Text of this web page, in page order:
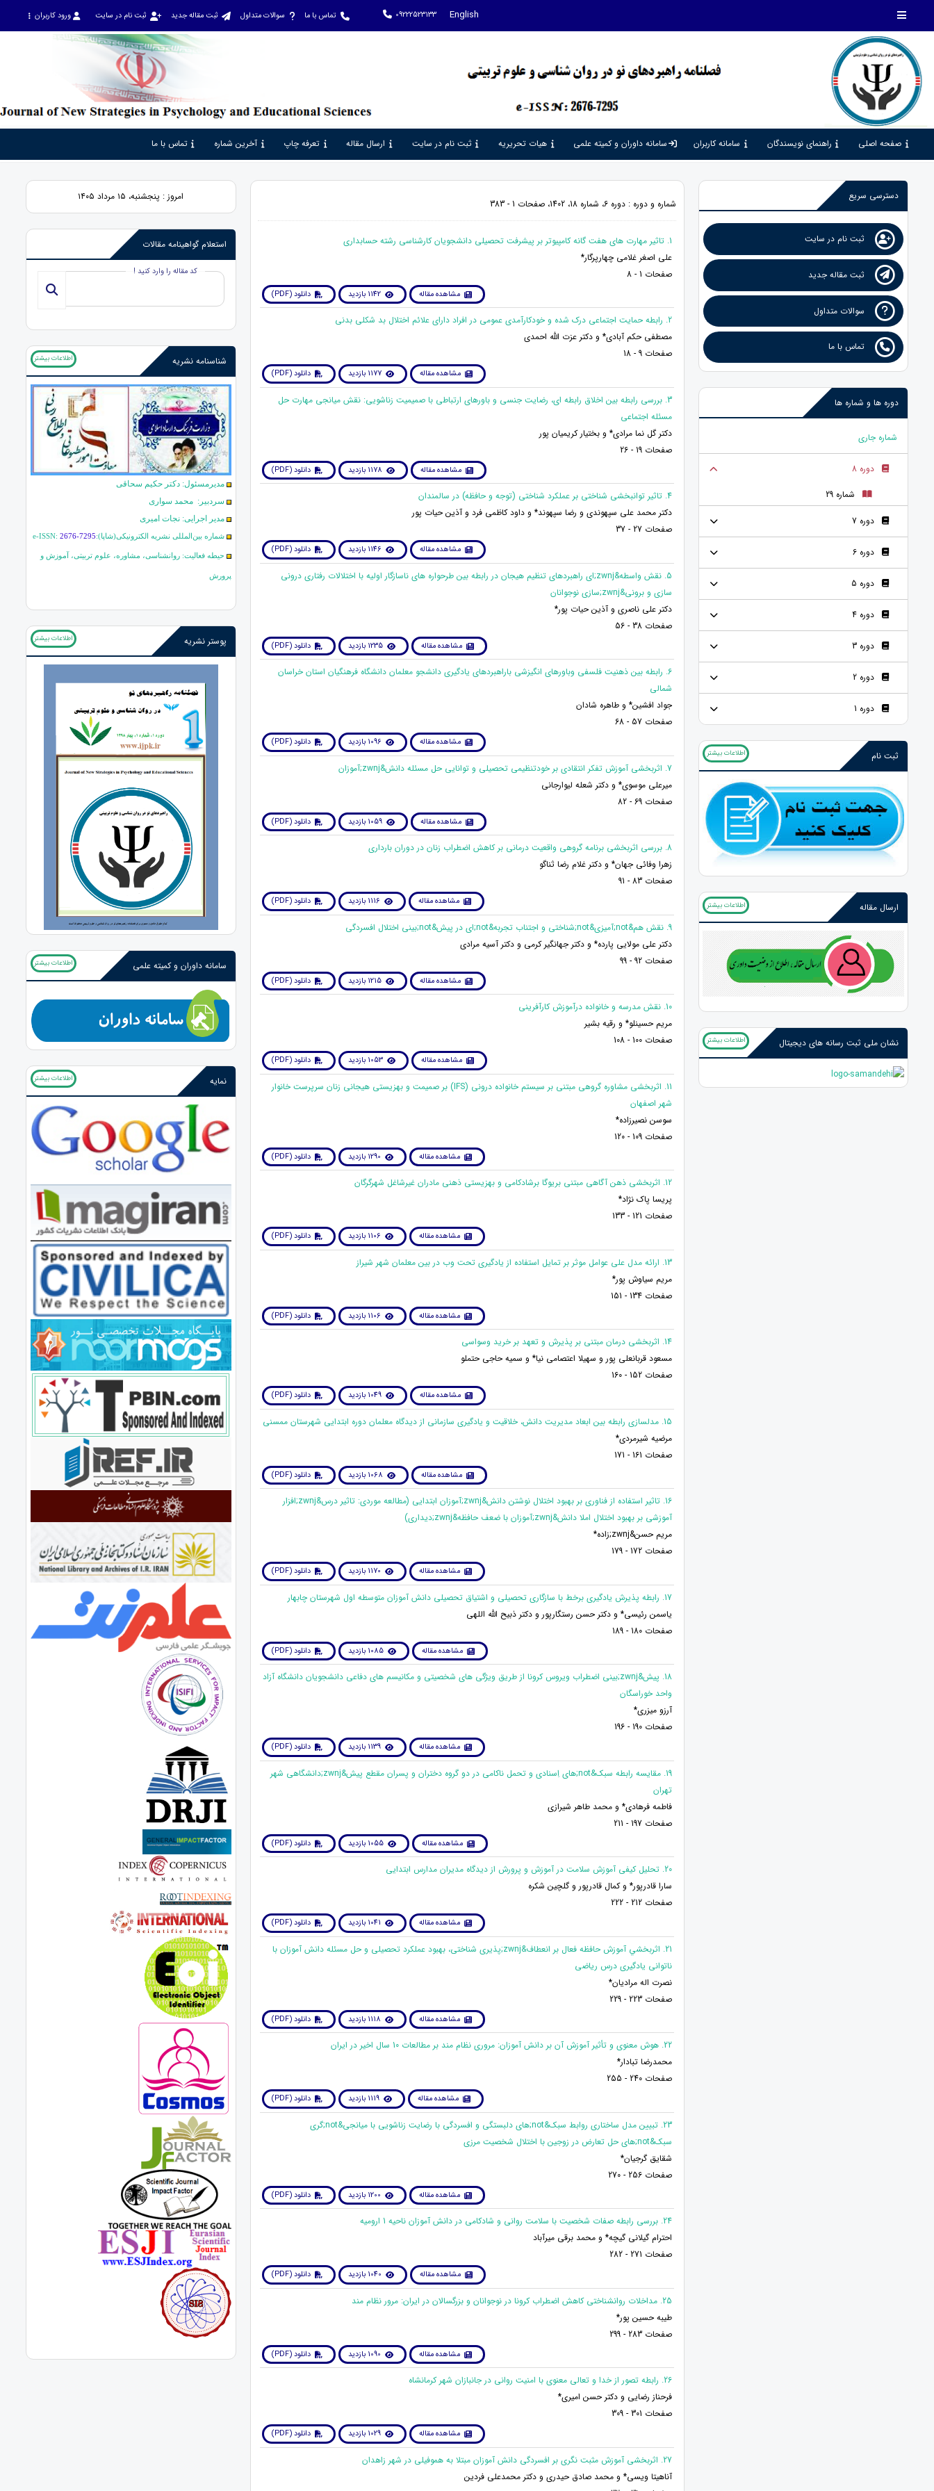
English
09222523133 تماس با ما سوالات متداول ثبت مقاله جدید ثبت نام در سایت ورود کاربران
صفحه اصلی راهنمای نویسندگان سامانه کاربران سامانه داوران و کمیته علمی هیات تحریریه ثبت نام در سایت ارسال مقاله تعرفه چاپ آخرین شماره تماس با ما
دسترسی سریع
ثبت نام در سایت
ثبت مقاله جدید
سوالات متداول
تماس با ما
دوره ها و شماره ها
شماره جاری
دوره 8
شماره 29
دوره 7
دوره 6
دوره 5
دوره 4
دوره 3
دوره 2
دوره 1
ثبت نام اطلاعات بیشتر
ارسال مقاله اطلاعات بیشتر
نشان ملی ثبت رسانه های دیجیتال اطلاعات بیشتر
شماره و دوره : دوره 6، شماره 18، 1402، صفحات 1 - 383
1. تاثیر مهارت های هفت گانه کامپیوتر بر پیشرفت تحصیلی دانشجویان کارشناسی رشته حسابداری
علی اصغر غلامی چهارپرگار*
صفحات 1 - 8
مشاهده مقاله 1142 بازدید دانلود (PDF)
2. رابطه حمایت اجتماعی درک شده و خودکارآمدی عمومی در افراد دارای علائم اختلال بد شکلی بدنی
مصطفی حکم آبادی* و دکتر عزت الله احمدی
صفحات 9 - 18
مشاهده مقاله 1177 بازدید دانلود (PDF)
3. بررسی رابطه بین اخلاق رابطه ای، رضایت جنسی و باورهای ارتباطی با صمیمیت زناشویی: نقش میانجی مهارت حل
مسئله اجتماعی
دکتر گل نما مرادی* و بختیار کریمیان پور
صفحات 19 - 26
مشاهده مقاله 1178 بازدید دانلود (PDF)
4. تاثیر توانبخشی شناختی بر عملکرد شناختی (توجه و حافظه) در سالمندان
دکتر محمد علی سپهوندی و رضا سپهوند* و داود کاظمی فرد و آذین حیات پور
صفحات 27 - 37
مشاهده مقاله 1146 بازدید دانلود (PDF)
5. نقش واسطه&zwnj;ای راهبردهای تنظیم هیجان در رابطه بین طرحواره های ناسازگار اولیه با اختلالات رفتاری درونی
سازی و برونی&zwnj;سازی نوجوانان
دکتر علی ناصری و آذین حیات پور*
صفحات 38 - 56
مشاهده مقاله 1235 بازدید دانلود (PDF)
6. رابطه بین ذهنیت فلسفی وباورهای انگیزشی باراهبردهای یادگیری دانشجو معلمان دانشگاه فرهنگیان استان خراسان
شمالی
جواد افشین* و طاهره شادان
صفحات 57 - 68
مشاهده مقاله 1096 بازدید دانلود (PDF)
7. اثربخشی آموزش تفکر انتقادی بر خودتنظیمی تحصیلی و توانایی حل مسئله دانش&zwnj;آموزان
میرعلی موسوی* و دکتر شعله لیوارجانی
صفحات 69 - 82
مشاهده مقاله 1059 بازدید دانلود (PDF)
8. بررسی اثربخشی برنامه گروهی واقعیت درمانی بر کاهش اضطراب زنان در دوران بارداری
زهرا وفائی جهان* و دکتر غلام رضا ثناگو
صفحات 83 - 91
مشاهده مقاله 1116 بازدید دانلود (PDF)
9. نقش هم&not;آمیزی&not;شناختی و اجتناب تجربه&not;ای در پیش&not;بینی اختلال افسردگی
دکتر علی مولایی پارده* و دکتر جهانگیر کرمی و دکتر آسیه مرادی
صفحات 92 - 99
مشاهده مقاله 1215 بازدید دانلود (PDF)
10. نقش مدرسه و خانواده درآموزش کارآفرینی
مریم حسینلو* و رقیه بشیر
صفحات 100 - 108
مشاهده مقاله 1053 بازدید دانلود (PDF)
11. اثربخشی مشاوره گروهی مبتنی بر سیستم خانواده درونی (IFS) بر صمیمت و بهزیستی هیجانی زنان سرپرست خانوار
شهر اصفهان
سوسن نصیرزاده*
صفحات 109 - 120
مشاهده مقاله 1290 بازدید دانلود (PDF)
12. اثربخشی ذهن آگاهی مبتنی بریوگا برشادکامی و بهزیستی ذهنی مادران غیرشاغل شهرگرگان
پریسا پاک نژاد*
صفحات 121 - 133
مشاهده مقاله 1106 بازدید دانلود (PDF)
13. ارائه مدل علی عوامل موثر بر تمایل استفاده از یادگیری تحت وب در بین معلمان شهر شیراز
مریم سیاوش پور*
صفحات 134 - 151
مشاهده مقاله 1106 بازدید دانلود (PDF)
14. اثربخشی درمان مبتنی بر پذیرش و تعهد بر خرید وسواسی
مسعود قربانعلی پور و سهیلا اعتصامی نیا* و سمیه حاجی حتملو
صفحات 152 - 160
مشاهده مقاله 1049 بازدید دانلود (PDF)
15. مدلسازی رابطه بین ابعاد مدیریت دانش، خلاقیت و یادگیری سازمانی از دیدگاه معلمان دوره ابتدایی شهرستان ممسنی
مرضیه شیرمردی*
صفحات 161 - 171
مشاهده مقاله 1068 بازدید دانلود (PDF)
16. تاثیر استفاده از فناوری بر بهبود اختلال نوشتن دانش&zwnj;آموزان ابتدایی (مطالعه موردی: تاثیر درس&zwnj;افزار
آموزشی بر بهبود اختلال املا دانش&zwnj;آموزان با ضعف حافظه&zwnj;دیداری)
مریم حسن&zwnj;زاده*
صفحات 172 - 179
مشاهده مقاله 1170 بازدید دانلود (PDF)
17. رابطه پذیرش یادگیری برخط با سازگاری تحصیلی و اشتیاق تحصیلی دانش آموزان متوسطه اول شهرستان چابهار
یاسمن رئیسی* و دکتر حسن رستگارپور و دکتر ذبیح الله اللهی
صفحات 180 - 189
مشاهده مقاله 1085 بازدید دانلود (PDF)
18. پیش&zwnj;بینی اضطراب ویروس کرونا از طریق ویژگی های شخصیتی و مکانیسم های دفاعی دانشجویان دانشگاه آزاد
واحد خوراسگان
آرزو میزری*
صفحات 190 - 196
مشاهده مقاله 1139 بازدید دانلود (PDF)
19. مقایسه رابطه سبک&not;های اِسنادی و تحمل ناکامی در دو گروه دختران و پسران مقطع پیش&zwnj;دانشگاهی شهر
تهران
فاطمه فرهادی* و محمد طاهر شیرازی
صفحات 197 - 211
مشاهده مقاله 1055 بازدید دانلود (PDF)
20. تحلیل کیفی آموزش سلامت در آموزش و پرورش از دیدگاه مدیران مدارس ابتدایی
سارا قادرپور* و کمال قادرپور و گلچین شکره
صفحات 212 - 222
مشاهده مقاله 1041 بازدید دانلود (PDF)
21. اثربخشي آموزش حافظه فعال بر انعطاف&zwnj;پذیری شناختی، بهبود عملكرد تحصيلی و حل مسئله دانش آموزان با
ناتوانی يادگيری درس رياضی
نصرت اله مرادیان*
صفحات 223 - 229
مشاهده مقاله 1118 بازدید دانلود (PDF)
22. هوش معنوی و تأثیر آموزش آن بر دانش آموزان: مروری نظام مند بر مطالعات 10 سال اخیر در ایران
محمدرضا تبادار*
صفحات 240 - 255
مشاهده مقاله 1119 بازدید دانلود (PDF)
23. تبیین مدل ساختاری روابط سبک&not;های دلبستگی و افسردگی با رضایت زناشویی با میانجی&not;گری
سبک&not;های حل تعارض در زوجین با اختلال شخصیت مرزی
شقایق گرجیان*
صفحات 256 - 270
مشاهده مقاله 1200 بازدید دانلود (PDF)
24. بررسی رابطه صفات شخصیت با سلامت روانی و شادکامی در دانش آموزان ناحیه 1 ارومیه
احترام گیلانی گیچه* و محمد برقی میرآباد
صفحات 271 - 282
مشاهده مقاله 1040 بازدید دانلود (PDF)
25. مداخلات روانشناختی کاهش اضطراب کرونا در نوجوانان و بزرگسالان در ایران: مرور نظام مند
طیبه حسین پور*
صفحات 283 - 299
مشاهده مقاله 1090 بازدید دانلود (PDF)
26. رابطه تصور از خدا و تعالی معنوی با امنیت روانی در جانبازان شهر کرمانشاه
فرحناز رضایی و دکتر حسن امیری*
صفحات 301 - 309
مشاهده مقاله 1029 بازدید دانلود (PDF)
27. اثربخشی آموزش مثبت نگری بر افسردگی دانش آموزان مبتلا به هموفیلی در شهر زاهدان
آناهیتا ویسی* و محمد صادق حیدری و دکتر محمدعلی فردین
امروز : پنجشنبه، ۱۵ مرداد ۱۴۰۵
استعلام گواهینامه مقالات
کد مقاله را وارد کنید !
شناسنامه نشریه اطلاعات بیشتر
مدیرمسئول: دکتر حکیم سحاقی
سردبیر: محمد سواری
مدیر اجرایی: نجات امیری
شماره بین‌المللی نشریه الکترونیکی(شاپا): e-ISSN: 2676-7295
حیطه فعالیت: روانشناسی، مشاوره، علوم تربیتی، آموزش و
پرورش
پوستر نشریه اطلاعات بیشتر
سامانه داوران و کمیته علمی اطلاعات بیشتر
نمایه اطلاعات بیشتر